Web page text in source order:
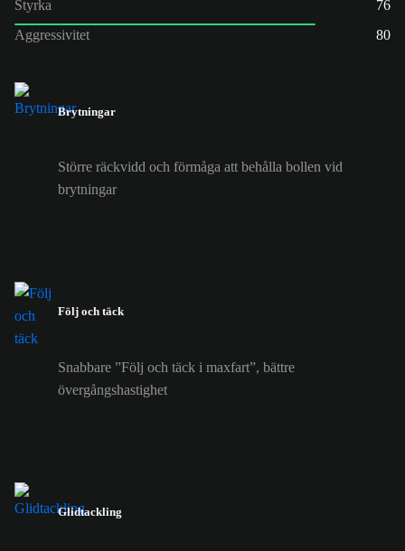
Styrka
76
Aggressivitet
80
Brytningar
Större räckvidd och förmåga att behålla bollen vid
brytningar
Följ och täck
Snabbare ”Följ och täck i maxfart”, bättre
övergångshastighet
Glidtackling